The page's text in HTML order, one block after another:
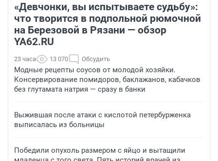
«Девчонки, вы испытываете судьбу»:
что творится в подпольной рюмочной
на Березовой в Рязани — обзор
YA62.RU
23 часа 13 070 Обсудить
Модные рецепты соусов от молодой хозяйки.
Консервирование помидоров, баклажанов, кабачков
без глутамата натрия — сразу в банки
Выжившая после атаки с кислотой петербурженка
выписалась из больницы
Победили опухоль размером с яйцо и вытащили